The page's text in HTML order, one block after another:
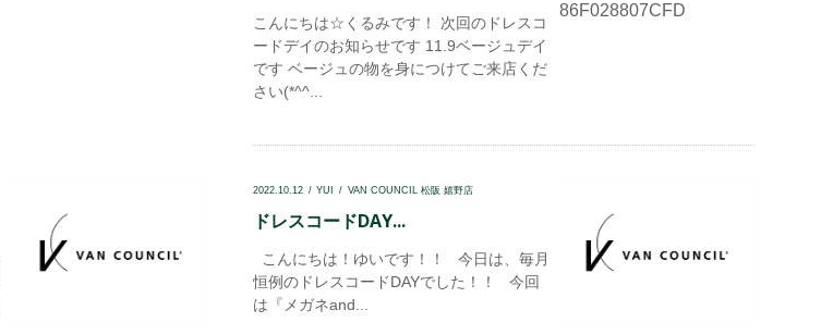
こんにちは☆くるみです！ 次回のドレスコ
ードデイのお知らせです 11.9ベージュデイ
です ベージュの物を身につけてご来店くだ
さい(*^^...
2022.10.12 YUI VAN COUNCIL 松阪 嬉野店
ドレスコードDAY...
こんにちは！ゆいです！！ 今日は、毎月
恒例のドレスコードDAYでした！！ 今回
は『メガネand...